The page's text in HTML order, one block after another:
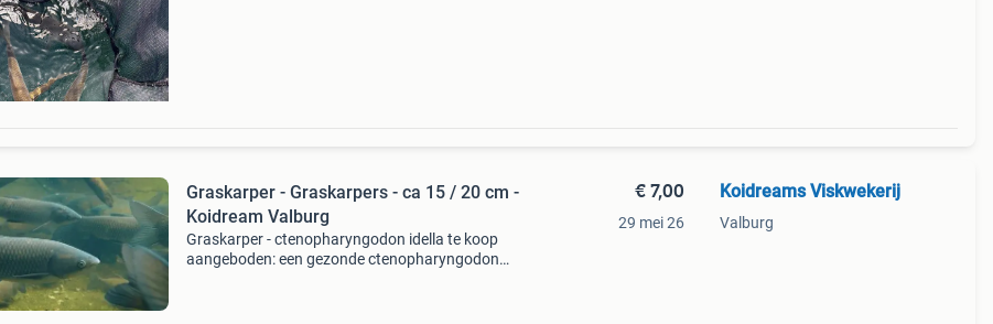
Graskarper - Graskarpers - ca 15 / 20 cm -
Koidream Valburg
Graskarper - ctenopharyngodon idella te koop
aangeboden: een gezonde ctenopharyngodon
€ 7,00
29 mei 26
Koidreams Viskwekerij
Valburg